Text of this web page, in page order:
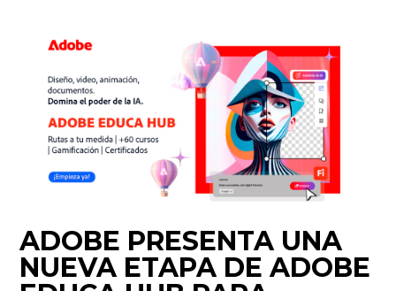
ADOBE PRESENTA UNA
NUEVA ETAPA DE ADOBE